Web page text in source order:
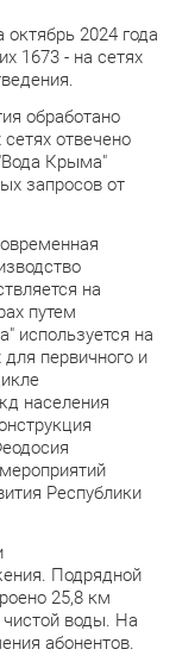
2024 года
1673 - на сетях
обработано
отвечено
Крыма"
запросов от
на
путем
используется на
первичного и
населения
Республики
Подрядной
25,8 км
чистой воды. На
абонентов.